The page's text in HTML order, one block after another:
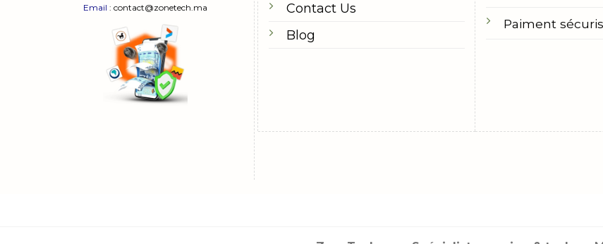
Email : contact@zonetech.ma
Contact Us
Blog
Paiment